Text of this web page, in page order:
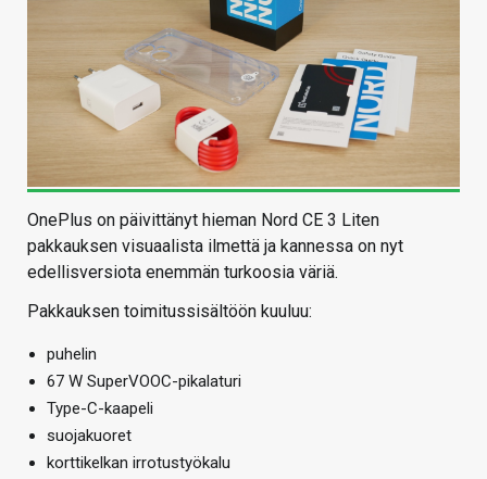
OnePlus on päivittänyt hieman Nord CE 3 Liten
pakkauksen visuaalista ilmettä ja kannessa on nyt
edellisversiota enemmän turkoosia väriä.
Pakkauksen toimitussisältöön kuuluu:
puhelin
67 W SuperVOOC-pikalaturi
Type-C-kaapeli
suojakuoret
korttikelkan irrotustyökalu